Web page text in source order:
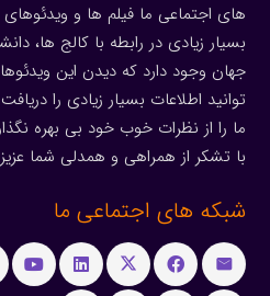
های اجتماعی ما فیلم ها و
بسیار زیادی در رابطه با کالج ها،
جهان وجود دارد که دیدن این
توانید اطلاعات بسیار زیادی را
ما را از نظرات خوب خود بی بهره
با تشکر از همراهی و همدلی شما
شبکه های اجتماعی ما